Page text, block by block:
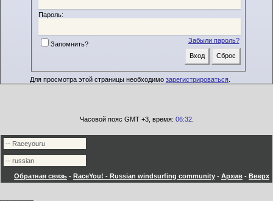
Пароль:
Забыли пароль?
Запомнить?
Для просмотра этой страницы необходимо зарегистрироваться
Часовой пояс GMT +3, время: 06:32.
Обратная связь - RaceYou! - Russian windsurfing community - Архив - Вверх